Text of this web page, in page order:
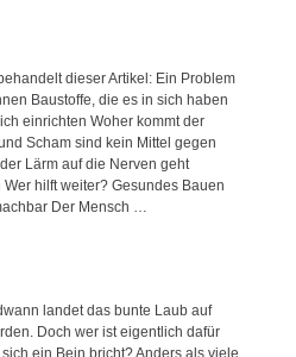
dieser Artikel: Ein Problem
Baustoffe, die es in sich haben
einrichten Woher kommt der
Scham sind kein Mittel gegen
Lärm auf die Nerven geht
hilft weiter? Gesundes Bauen
Der Mensch …
landet das bunte Laub auf
Doch wer ist eigentlich dafür
ein Bein bricht? Anders als viele